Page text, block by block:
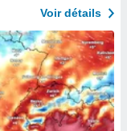
Voir détails